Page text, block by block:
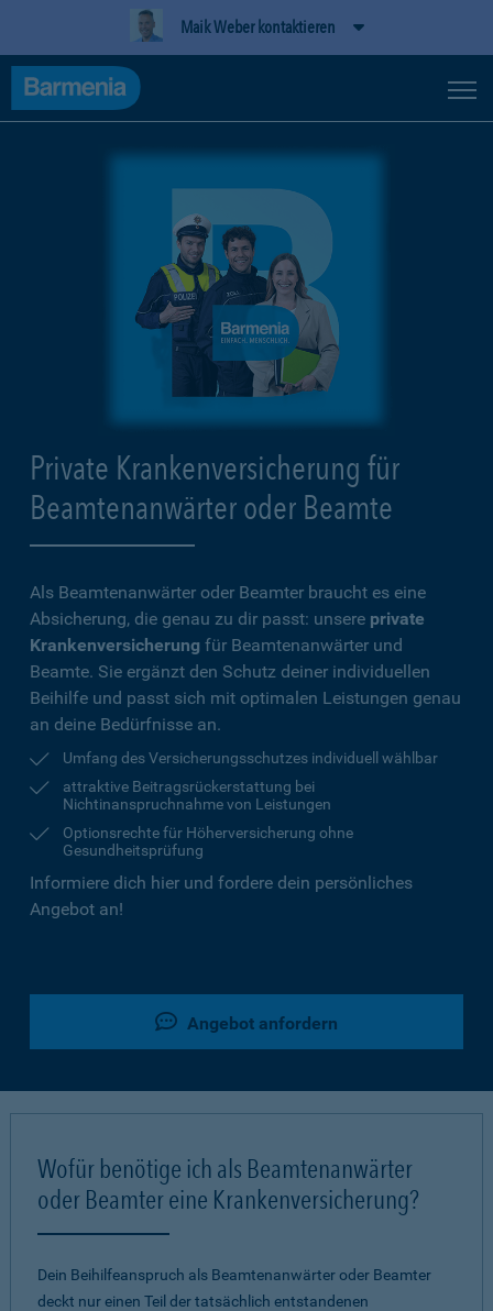
Maik Weber kontaktieren
Private Krankenversicherung für
Beamtenanwärter oder Beamte
Als Beamtenanwärter oder Beamter braucht es eine
Absicherung, die genau zu dir passt: unsere private
Krankenversicherung für Beamtenanwärter und
Beamte. Sie ergänzt den Schutz deiner individuellen
Beihilfe und passt sich mit optimalen Leistungen genau
an deine Bedürfnisse an.
Umfang des Versicherungsschutzes individuell wählbar
attraktive Beitragsrückerstattung bei
Nichtinanspruchnahme von Leistungen
Optionsrechte für Höherversicherung ohne
Gesundheitsprüfung
Informiere dich hier und fordere dein persönliches
Angebot an!
Angebot anfordern
Wofür benötige ich als Beamtenanwärter
oder Beamter eine Krankenversicherung?
Dein Beihilfeanspruch als Beamtenanwärter oder Beamter
deckt nur einen Teil der tatsächlich entstandenen